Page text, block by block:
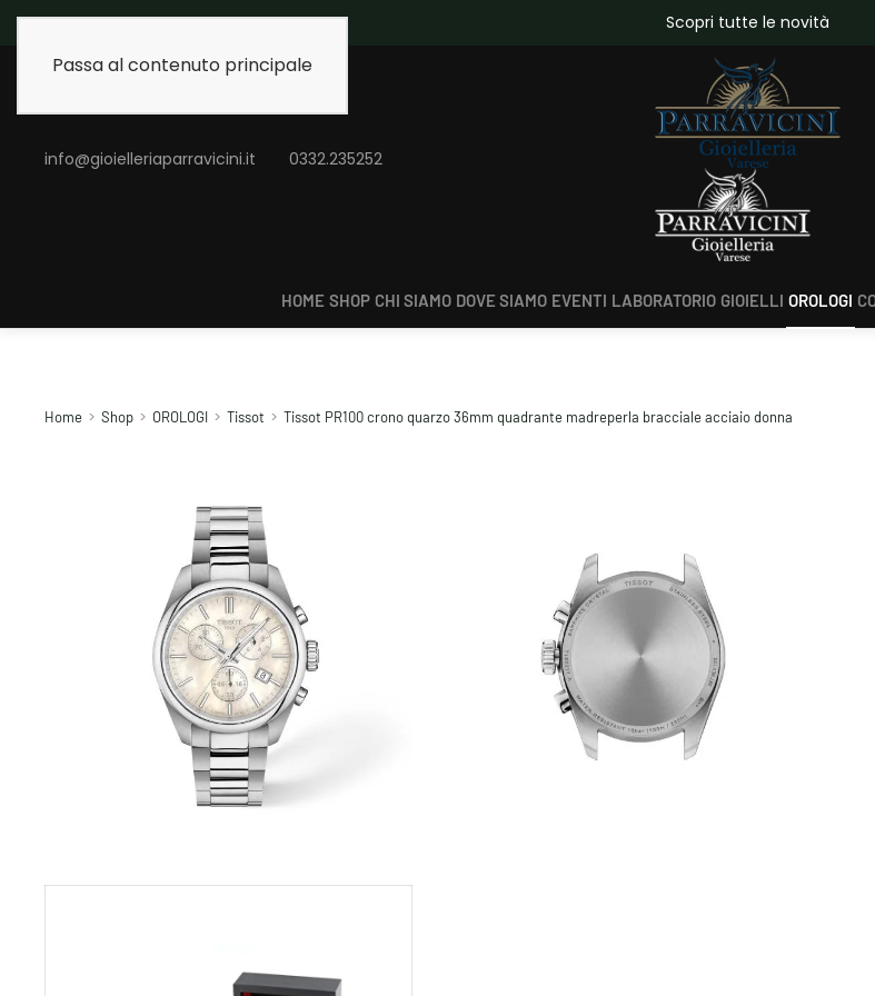
Passa al contenuto principale
Spedizione gratuita da €150,00 Scopri tutte le novità
info@gioielleriaparravicini.it 0332.235252
HOME SHOP CHI SIAMO DOVE SIAMO EVENTI LABORATORIO GIOIELLI OROLOGI
Home Shop OROLOGI Tissot Tissot PR100 crono quarzo 36mm quadrante madreperla bracciale acciaio donna